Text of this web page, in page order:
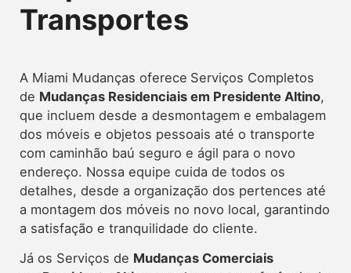
Transportes
A Miami Mudanças oferece Serviços Completos
de Mudanças Residenciais em Presidente Altino,
que incluem desde a desmontagem e embalagem
dos móveis e objetos pessoais até o transporte
com caminhão baú seguro e ágil para o novo
endereço. Nossa equipe cuida de todos os
detalhes, desde a organização dos pertences até
a montagem dos móveis no novo local, garantindo
a satisfação e tranquilidade do cliente.
Já os Serviços de Mudanças Comerciais